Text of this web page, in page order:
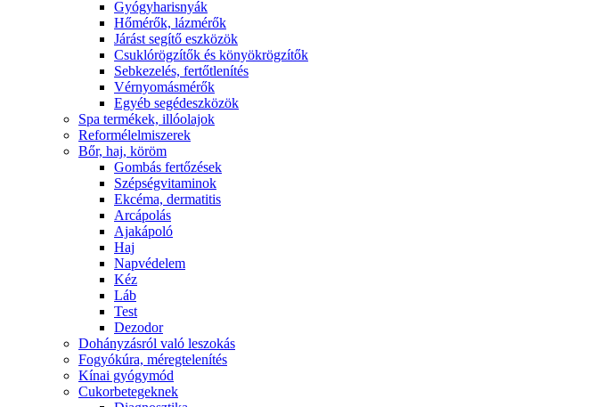
Gyógyharisnyák
Hőmérők, lázmérők
Járást segítő eszközök
Csuklórögzítők és könyökrögzítők
Sebkezelés, fertőtlenítés
Vérnyomásmérők
Egyéb segédeszközök
Spa termékek, illóolajok
Reformélelmiszerek
Bőr, haj, köröm
Gombás fertőzések
Szépségvitaminok
Ekcéma, dermatitis
Arcápolás
Ajakápoló
Haj
Napvédelem
Kéz
Láb
Test
Dezodor
Dohányzásról való leszokás
Fogyókúra, méregtelenítés
Kínai gyógymód
Cukorbetegeknek